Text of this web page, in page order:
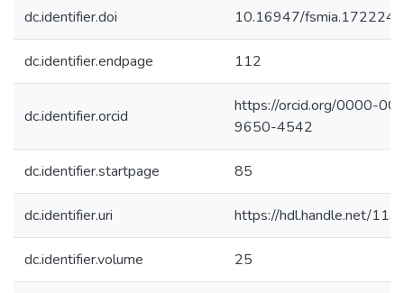
dc.identifier.doi 10.16947/fsmia.1722241
dc.identifier.endpage 112
dc.identifier.orcid
https://orcid.org/0000-
9650-4542
dc.identifier.startpage 85
dc.identifier.uri https://hdl.handle.net/
dc.identifier.volume 25